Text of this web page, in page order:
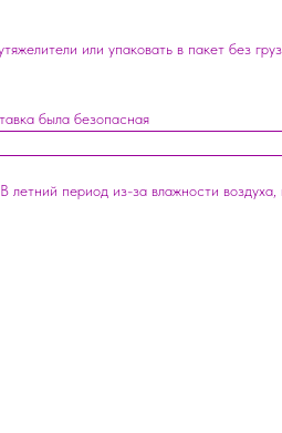
или упаковать в пакет без
была безопасная
период из-за влажности